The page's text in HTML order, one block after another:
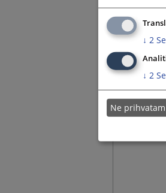
↓ 2
↓ 2
Ne prihvatam